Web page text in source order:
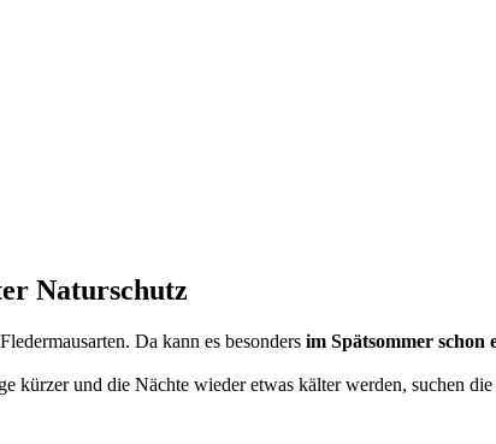
Naturschutz
Da kann es besonders im Spätsommer schon
kürzer und die Nächte wieder etwas kälter werden, suchen